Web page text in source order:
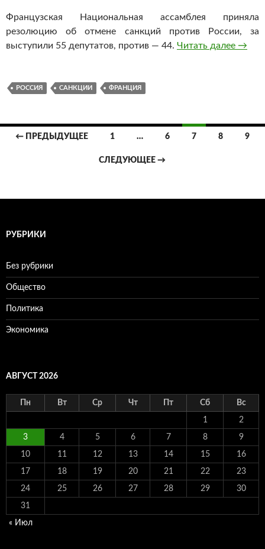
Французская Национальная ассамблея приняла
резолюцию об отмене санкций против России, за
выступили 55 депутатов, против — 44. Читать далее →
РОССИЯ САНКЦИИ ФРАНЦИЯ
записям
← ПРЕДЫДУЩЕЕ 1 … 6 7 8 9
СЛЕДУЮЩЕЕ →
РУБРИКИ
Без рубрики
Общество
Политика
Экономика
АВГУСТ 2026
Пн Вт Ср Чт Пт Сб Вс
1 2
3 4 5 6 7 8 9
10 11 12 13 14 15 16
17 18 19 20 21 22 23
24 25 26 27 28 29 30
31
« Июл